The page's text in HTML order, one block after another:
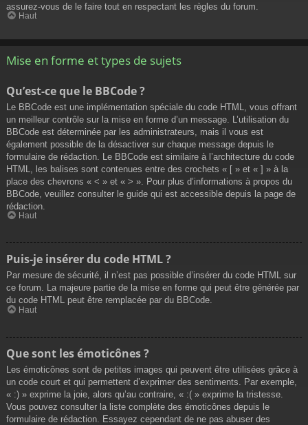
assurez-vous de le faire tout en respectant les règles du forum.
Haut
Mise en forme et types de sujets
Qu’est-ce que le BBCode ?
Le BBCode est une implémentation spéciale du code HTML, vous offrant
un meilleur contrôle sur la mise en forme d’un message. L’utilisation du
BBCode est déterminée par les administrateurs, mais il vous est
également possible de la désactiver sur chaque message depuis le
formulaire de rédaction. Le BBCode est similaire à l’architecture du code
HTML, les balises sont contenues entre des crochets « [ » et « ] » à la
place des chevrons « < » et « > ». Pour plus d’informations à propos du
BBCode, veuillez consulter le guide qui est accessible depuis la page de
rédaction.
Haut
Puis-je insérer du code HTML ?
Par mesure de sécurité, il n’est pas possible d’insérer du code HTML sur
ce forum. La majeure partie de la mise en forme qui peut être générée par
du code HTML peut être remplacée par du BBCode.
Haut
Que sont les émoticônes ?
Les émoticônes sont de petites images qui peuvent être utilisées grâce à
un code court et qui permettent d’exprimer des sentiments. Par exemple,
« :) » exprime la joie, alors qu’au contraire, « :( » exprime la tristesse.
Vous pouvez consulter la liste complète des émoticônes depuis le
formulaire de rédaction. Essayez cependant de ne pas abuser des